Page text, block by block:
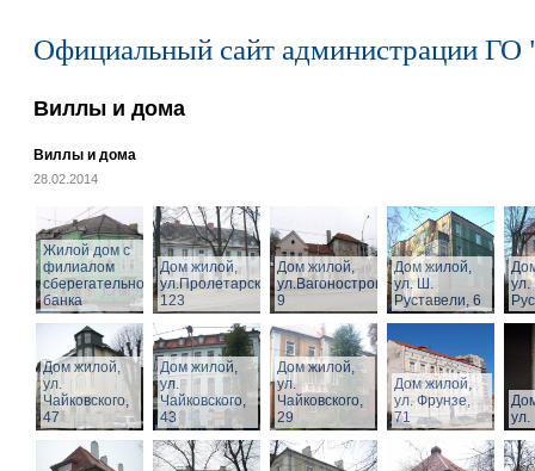
Официальный сайт администрации ГО
Виллы и дома
Виллы и дома
28.02.2014
Жилой дом с
филиалом
сберегательного
банка
Дом жилой,
ул.Пролетарская,
123
Дом жилой,
ул.Вагоностроительная,
9
Дом жилой,
ул. Ш.
Руставели, 6
Дом жилой,
ул.
Чайковского,
47
Дом жилой,
ул.
Чайковского,
43
Дом жилой,
ул.
Чайковского,
29
Дом жилой,
ул. Фрунзе,
71
ул.